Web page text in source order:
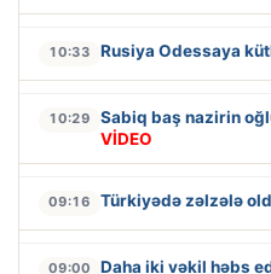
10:33 Rusiya Odessaya
10:29 Sabiq baş nazirin
VİDEO
09:16 Türkiyədə zəlzələ
09:00 Daha iki vəkil həbs